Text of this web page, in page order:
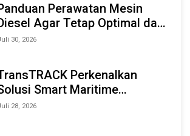
Perawatan Mesin
Agar Tetap Optimal dan
Lama
30, 2026
Perkenalkan
Smart Maritime
Berbasis AI dan IoT
28, 2026